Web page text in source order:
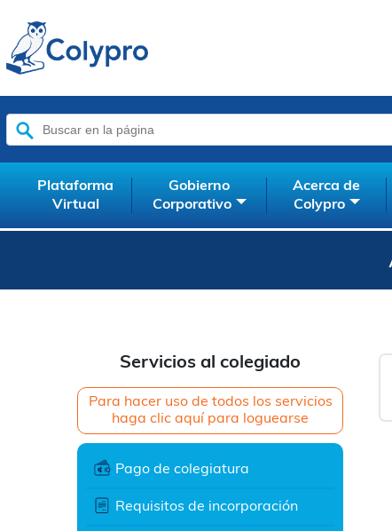
Buscar:
Plataforma
Virtual
Gobierno
Corporativo
Acerca de
Colypro
Servicios al colegiado
Para hacer uso de todos los servicios
haga clic aquí para loguearse
Pago de colegiatura
Requisitos de incorporación